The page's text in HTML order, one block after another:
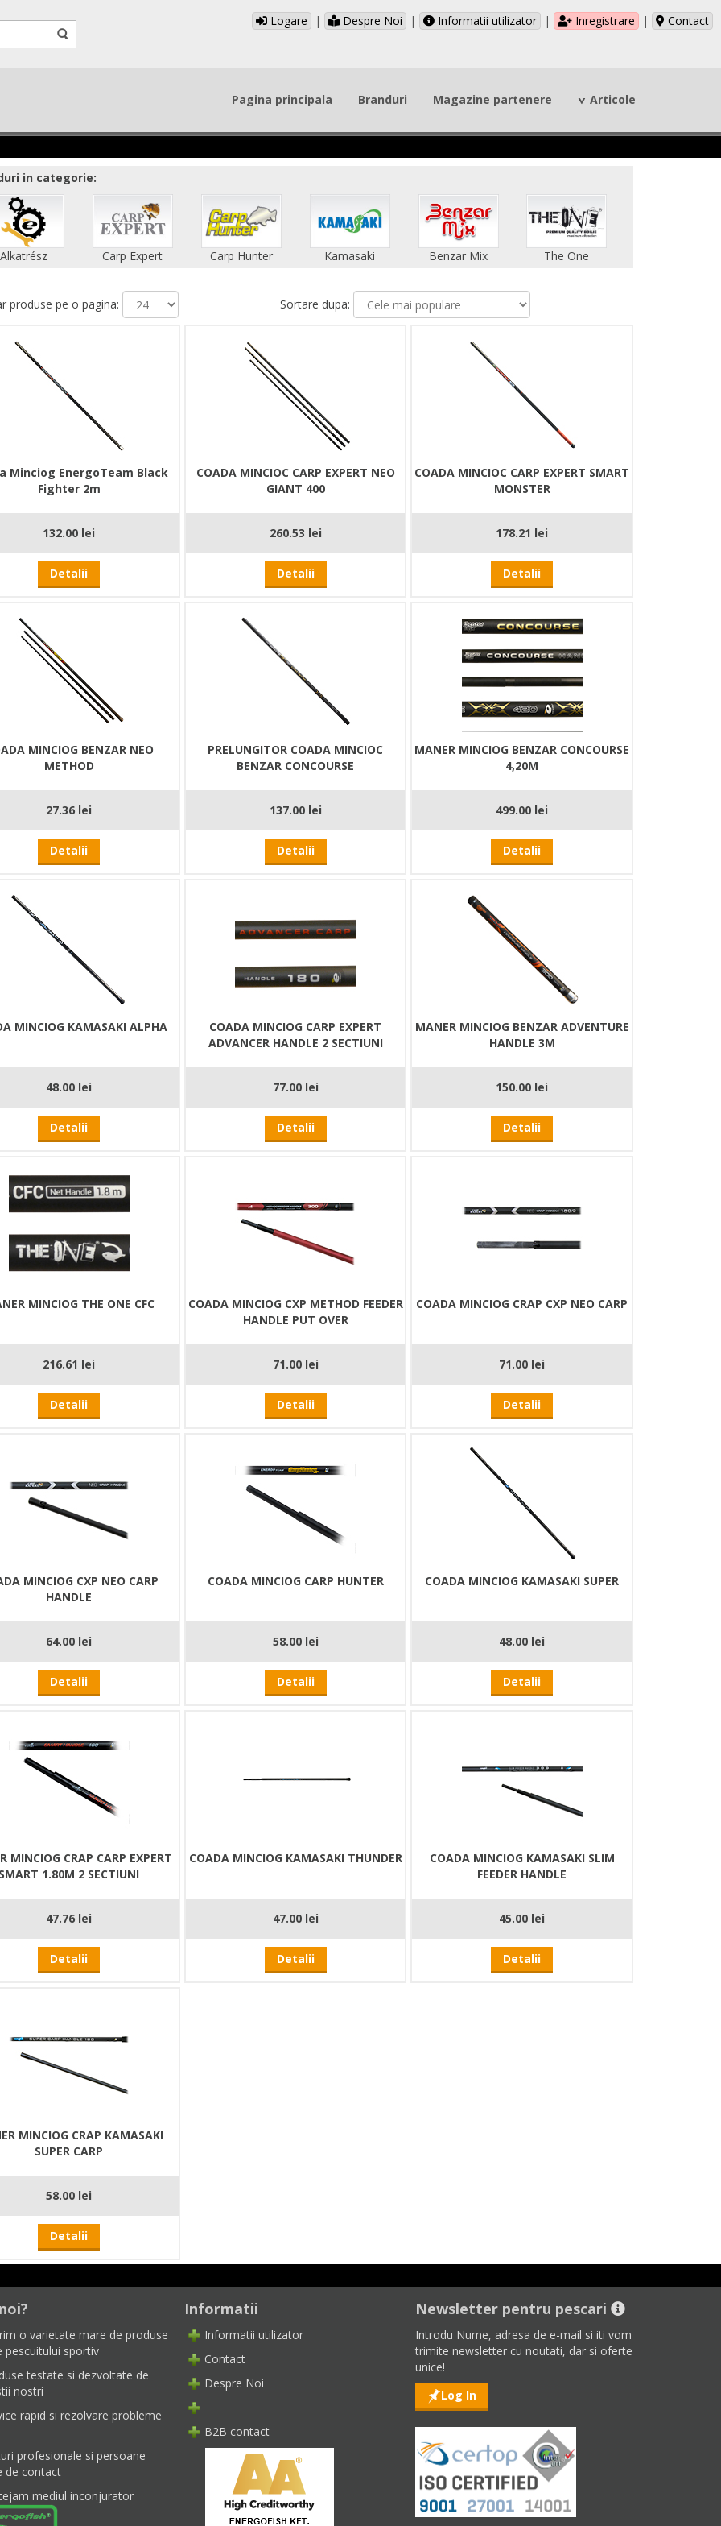
Logare | Despre Noi | Informatii utilizator | Inregistrare | Contact
Pagina principala Branduri Magazine partenere Articole
in categorie:
Alkatrész Carp Expert Carp Hunter Kamasaki Benzar Mix The One
produse pe o pagina: Sortare dupa:
Minciog EnergoTeam Black
Fighter 2m
132.00 lei
Detalii
COADA MINCIOC CARP EXPERT NEO
GIANT 400
260.53 lei
Detalii
COADA MINCIOC CARP EXPERT SMART
MONSTER
178.21 lei
Detalii
MINCIOG BENZAR NEO
METHOD
27.36 lei
Detalii
PRELUNGITOR COADA MINCIOC
BENZAR CONCOURSE
137.00 lei
Detalii
MANER MINCIOG BENZAR CONCOURSE
4,20M
499.00 lei
Detalii
MINCIOG KAMASAKI ALPHA
48.00 lei
Detalii
COADA MINCIOG CARP EXPERT
ADVANCER HANDLE 2 SECTIUNI
77.00 lei
Detalii
MANER MINCIOG BENZAR ADVENTURE
HANDLE 3M
150.00 lei
Detalii
MINCIOG THE ONE CFC
216.61 lei
Detalii
COADA MINCIOG CXP METHOD FEEDER
HANDLE PUT OVER
71.00 lei
Detalii
COADA MINCIOG CRAP CXP NEO CARP
71.00 lei
Detalii
MINCIOG CXP NEO CARP
HANDLE
64.00 lei
Detalii
COADA MINCIOG CARP HUNTER
58.00 lei
Detalii
COADA MINCIOG KAMASAKI SUPER
48.00 lei
Detalii
MINCIOG CRAP CARP EXPERT
1.80M 2 SECTIUNI
47.76 lei
Detalii
COADA MINCIOG KAMASAKI THUNDER
47.00 lei
Detalii
COADA MINCIOG KAMASAKI SLIM
FEEDER HANDLE
45.00 lei
Detalii
MINCIOG CRAP KAMASAKI
SUPER CARP
58.00 lei
Detalii
o varietate mare de produse
pescuitului sportiv
testate si dezvoltate de
nostri
rapid si rezolvare probleme
profesionale si persoane
de contact
mediul inconjurator
Informatii
Informatii utilizator
Contact
Despre Noi
B2B contact
Newsletter pentru pescari
Introdu Nume, adresa de e-mail si iti vom
trimite newsletter cu noutati, dar si oferte
unice!
Log In